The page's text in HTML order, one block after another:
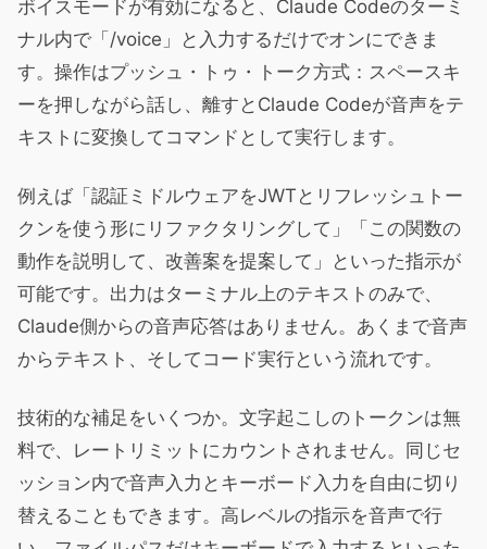
ボイスモードが有効になると、Claude Codeのターミ
ナル内で「/voice」と入力するだけでオンにできま
す。操作はプッシュ・トゥ・トーク方式：スペースキ
ーを押しながら話し、離すとClaude Codeが音声をテ
キストに変換してコマンドとして実行します。
例えば「認証ミドルウェアをJWTとリフレッシュトー
クンを使う形にリファクタリングして」「この関数の
動作を説明して、改善案を提案して」といった指示が
可能です。出力はターミナル上のテキストのみで、
Claude側からの音声応答はありません。あくまで音声
からテキスト、そしてコード実行という流れです。
技術的な補足をいくつか。文字起こしのトークンは無
料で、レートリミットにカウントされません。同じセ
ッション内で音声入力とキーボード入力を自由に切り
替えることもできます。高レベルの指示を音声で行